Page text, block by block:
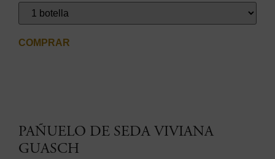
COMPRAR
PAÑUELO DE SEDA VIVIANA
GUASCH